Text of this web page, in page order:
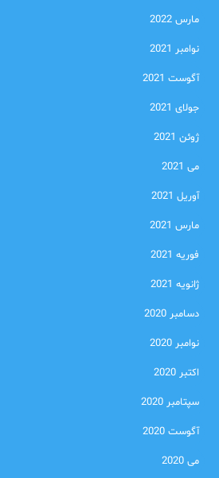
مارس 2022
نوامبر 2021
آگوست 2021
جولای 2021
ژوئن 2021
می 2021
آوریل 2021
مارس 2021
فوریه 2021
ژانویه 2021
دسامبر 2020
نوامبر 2020
اکتبر 2020
سپتامبر 2020
آگوست 2020
می 2020